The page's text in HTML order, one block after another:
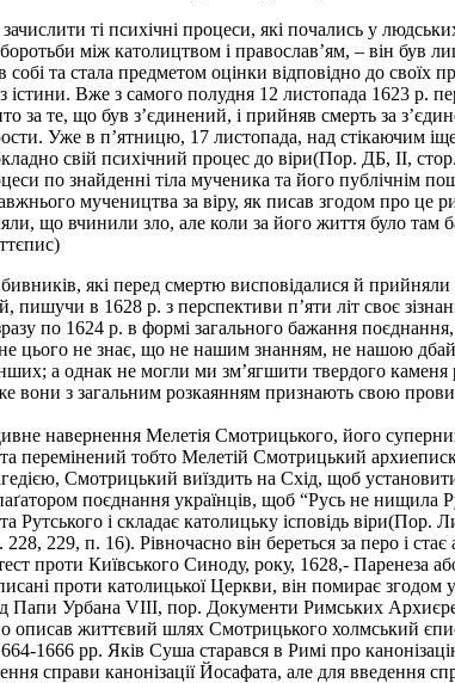
ті психічні процеси, які почались у
між католицтвом і православ’ям, – він був
та стала предметом оцінки відповідно до своїх
Вже з самого полудня 12 листопада 1623 р.
те, що був з’єдинений, і прийняв смерть за
Уже в п’ятницю, 17 листопада, над стікаючим
свій психічний процес до віри(Пор. ДБ, II,
по знайденні тіла мученика та його публічнім
мучеництва за віру, як писав згодом про це
що вчинили зло, але коли за його життя було там
які перед смертю висповідалися й
в 1628 р. з перспективи п’яти літ своє
по 1624 р. в формі загального бажання
цього не знає, що не нашим знанням, не нашою
а однак не могли ми зм’ягшити твердого каменя
з загальним розкаянням признають свою
навернення Мелетія Смотрицького, його
перемінений тобто Мелетій Смотрицький
Смотрицький виїздить на Схід, щоб
поєднання українців, щоб “Русь не
Рутського і складає католицьку ісповідь
229, п. 16). Рівночасно він береться за перо і стає
проти Київського Синоду, року, 1628,- Паренеза
проти католицької Церкви, він помирає згодом
Папи Урбана VIII, пор. Документи Римських
життєвий шлях Смотрицького холмський
1666 рр. Яків Суша старався в Римі про
справи канонізації Йосафата, але для введення